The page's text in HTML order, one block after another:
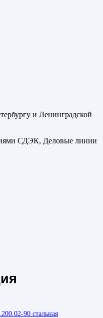
и Ленинградской
СДЭК, Деловые линии
90 стальная